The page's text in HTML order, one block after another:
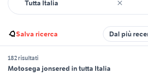
Salva ricerca Dal più
182 risultati
Motosega jonsered in tutta Italia